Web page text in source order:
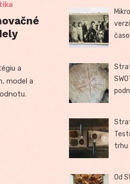
a
model a
trhu
Od